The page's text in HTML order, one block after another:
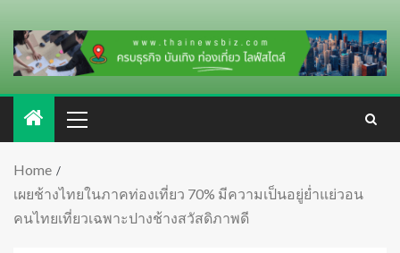
Home
เผยช้างไทยในภาคท่องเที่ยว 70% มีความเป็นอยู่ย่ำแย่วอน
คนไทยเที่ยวเฉพาะปางช้างสวัสดิภาพดี